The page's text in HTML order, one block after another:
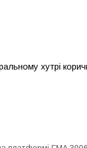
хутрі